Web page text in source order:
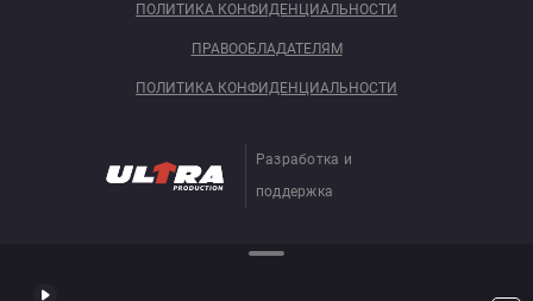
ПОЛИТИКА КОНФИДЕНЦИАЛЬНОСТИ
ПРАВООБЛАДАТЕЛЯМ
ПОЛИТИКА КОНФИДЕНЦИАЛЬНОСТИ
Разработка и
поддержка